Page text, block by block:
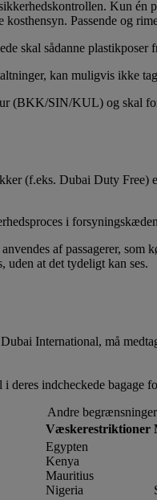
Kun én
Passende og
skal sådanne
kan muligvis ikke
(BKK/SIN/KUL) og skal
(f.eks. Dubai Duty
i
af passagerer,
uden at det tydeligt kan ses.
International, må
indcheckede bagage
Andre
Væskerestriktioner
Egypten
Kenya
Mauritius
Nigeria